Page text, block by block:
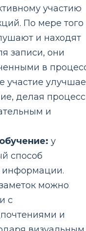
участию
По мере того
и находят
записи, они
в
участие
делая процесс
и
у
способ
информации.
можно
с
и